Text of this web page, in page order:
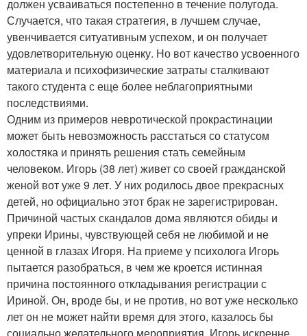
должен усваиваться постепенно в течение полугода.
Случается, что такая стратегия, в лучшем случае,
увенчивается ситуативным успехом, и он получает
удовлетворительную оценку. Но вот качество усвоенного
материала и психофизические затраты сталкивают
такого студента с еще более неблагоприятными
последствиями.
Одним из примеров невротической прокрастинации
может быть невозможность расстаться со статусом
холостяка и принять решения стать семейным
человеком. Игорь (38 лет) живет со своей гражданской
женой вот уже 9 лет. У них родилось двое прекрасных
детей, но официально этот брак не зарегистрирован.
Причиной частых скандалов дома являются обиды и
упреки Ирины, чувствующей себя не любимой и не
ценной в глазах Игоря. На приеме у психолога Игорь
пытается разобраться, в чем же кроется истинная
причина постоянного откладывания регистрации с
Ириной. Он, вроде бы, и не против, но вот уже несколько
лет он не может найти время для этого, казалось бы
социально желательного мероприятия. Игорь искренне